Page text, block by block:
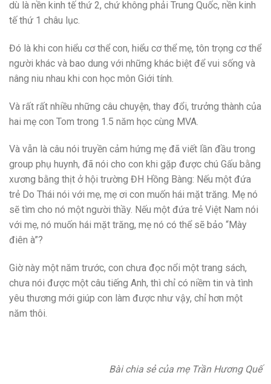
dù là nền kinh tế thứ 2, chứ không phải Trung Quốc, nền kinh
tế thứ 1 châu lục.
Đó là khi con hiểu cơ thể con, hiểu cơ thể mẹ, tôn trọng cơ thể
người khác và bao dung với những khác biệt để vui sống và
nâng niu nhau khi con học môn Giới tính.
Và rất rất nhiều những câu chuyện, thay đổi, trưởng thành của
hai mẹ con Tom trong 1.5 năm học cùng MVA.
Và vẫn là câu nói truyền cảm hứng mẹ đã viết lần đầu trong
group phụ huynh, đã nói cho con khi gặp được chú Gấu bằng
xương bằng thịt ở hội trường ĐH Hồng Bàng: Nếu một đứa
trẻ Do Thái nói với mẹ, mẹ ơi con muốn hái mặt trăng. Mẹ nó
sẽ tìm cho nó một người thầy. Nếu một đứa trẻ Việt Nam nói
với mẹ, nó muốn hái mặt trăng, mẹ nó có thể sẽ bảo “Mày
điên à”?
Giờ này một năm trước, con chưa đọc nổi một trang sách,
chưa nói được một câu tiếng Anh, thì chỉ có niềm tin và tình
yêu thương mới giúp con làm được như vậy, chỉ hơn một
năm thôi.
Bài chia sẻ của mẹ Trần Hương Quế